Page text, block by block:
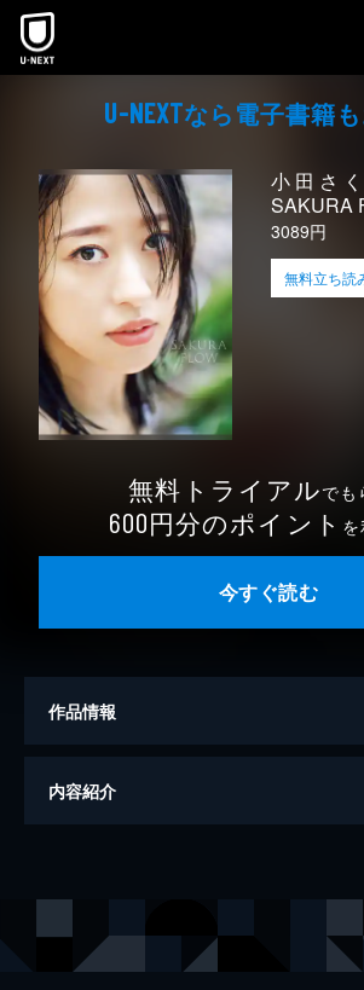
本文へスキップ
U-NEXTなら電⼦書籍も
小田さ
SAKURA
3089円
無料立ち読
無料トライアルでも
600円分のポイント
今すぐ読む
作品情報
モデル
内容紹介